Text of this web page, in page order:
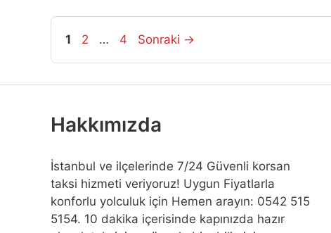
Sayfa
1 Sayfa
2 … Sayfa
4 Sonraki →
Hakkımızda
İstanbul ve ilçelerinde 7/24 Güvenli korsan
taksi hizmeti veriyoruz! Uygun Fiyatlarla
konforlu yolculuk için Hemen arayın: 0542 515
5154. 10 dakika içerisinde kapınızda hazır